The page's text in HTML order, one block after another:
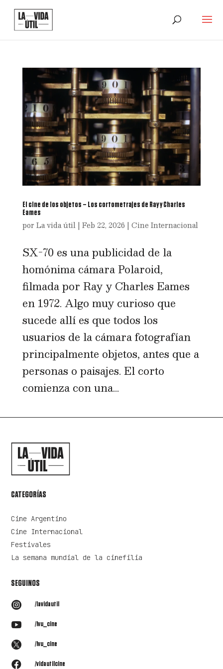
El cine de los objetos – Los cortometrajes de Ray y Charles
Eames
por La vida útil| Feb 22, 2026 | Cine Internacional
SX-70 es una publicidad de la
homónima cámara Polaroid,
filmada por Ray y Charles Eames
en 1972. Algo muy curioso que
sucede allí es que todos los
usuarios de la cámara fotografían
principalmente objetos, antes que a
personas o paisajes. El corto
comienza con una...
CATEGORÍAS
Cine Argentino
Cine Internacional
Festivales
La semana mundial de la cinefilia
SEGUINOS
 /lavidautil
 /lvu_cine
 /lvu_cine
 /vidautilcine